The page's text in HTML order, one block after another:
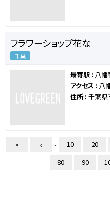
フラワーショップ花な
千葉
最寄駅 : 八幡
アクセス : 八
住所 : 千葉県
« ... 10 20
80
90